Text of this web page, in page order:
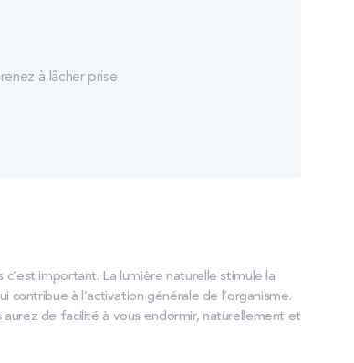
à lâcher prise
important. La lumière naturelle stimule la
contribue à l’activation générale de l’organisme.
de facilité à vous endormir, naturellement et